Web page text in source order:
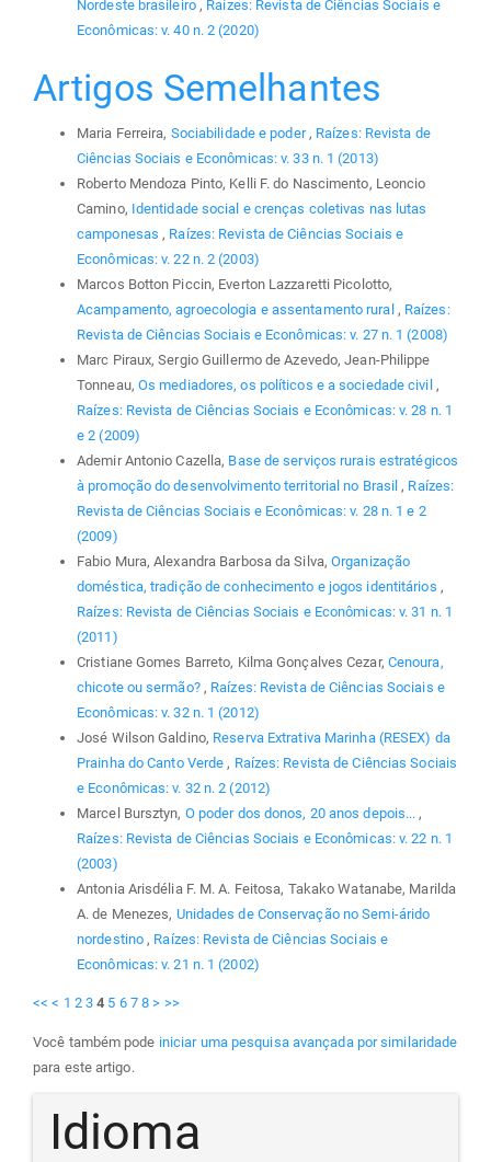
Nordeste brasileiro , Raízes: Revista de Ciências Sociais e
Econômicas: v. 40 n. 2 (2020)
Artigos Semelhantes
Maria Ferreira, Sociabilidade e poder, Raízes: Revista de
Ciências Sociais e Econômicas: v. 33 n. 1 (2013)
Roberto Mendoza Pinto, Kelli F. do Nascimento, Leoncio
Camino, Identidade social e crenças coletivas nas lutas
camponesas, Raízes: Revista de Ciências Sociais e
Econômicas: v. 22 n. 2 (2003)
Marcos Botton Piccin, Everton Lazzaretti Picolotto,
Acampamento, agroecologia e assentamento rural , Raízes:
Revista de Ciências Sociais e Econômicas: v. 27 n. 1 (2008)
Marc Piraux, Sergio Guillermo de Azevedo, Jean-Philippe
Tonneau, Os mediadores, os políticos e a sociedade civil ,
Raízes: Revista de Ciências Sociais e Econômicas: v. 28 n. 1
e 2 (2009)
Ademir Antonio Cazella, Base de serviços rurais estratégicos
à promoção do desenvolvimento territorial no Brasil, Raízes:
Revista de Ciências Sociais e Econômicas: v. 28 n. 1 e 2
(2009)
Fabio Mura, Alexandra Barbosa da Silva,Organização
doméstica, tradição de conhecimento e jogos identitários ,
Raízes: Revista de Ciências Sociais e Econômicas: v. 31 n. 1
(2011)
Cristiane Gomes Barreto, Kilma Gonçalves Cezar, Cenoura,
chicote ou sermão? , Raízes: Revista de Ciências Sociais e
Econômicas: v. 32 n. 1 (2012)
José Wilson Galdino, Reserva Extrativa Marinha (RESEX) da
Prainha do Canto Verde, Raízes: Revista de Ciências Sociais
e Econômicas: v. 32 n. 2 (2012)
Marcel Bursztyn, O poder dos donos, 20 anos depois...,
Raízes: Revista de Ciências Sociais e Econômicas: v. 22 n. 1
(2003)
Antonia Arisdélia F. M. A. Feitosa, Takako Watanabe, Marilda
A. de Menezes, Unidades de Conservação no Semi-árido
nordestino, Raízes: Revista de Ciências Sociais e
Econômicas: v. 21 n. 1 (2002)
<< < 1 2 3 4 5 6 7 8 > >>
Você também pode iniciar uma pesquisa avançada por similaridade
para este artigo.
Idioma